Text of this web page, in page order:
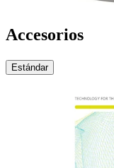
Accesorios
Estándar